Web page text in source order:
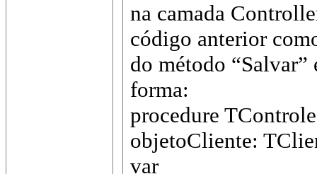
na camada
código anterior
do método “Salvar”
forma:
procedure
objetoCliente:
var